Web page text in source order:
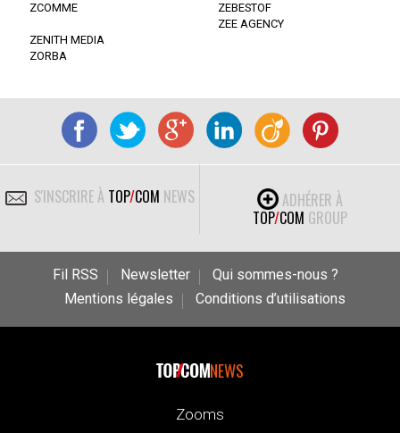
ZCOMME
ZEBESTOF
ZEE AGENCY
ZENITH MEDIA
ZORBA
S'INSCRIRE À TOP/COM NEWS
ADHÉRER À
TOP/COM GROUP
Fil RSS Newsletter
Qui sommes-nous ?
Mentions légales
Conditions d’utilisations
NEWS
Zooms